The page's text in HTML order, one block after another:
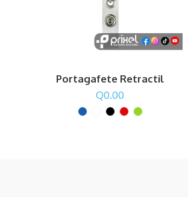
Portagafete Retractil
Q0.00